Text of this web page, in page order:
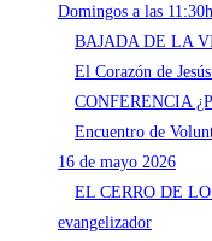
Domingos a las
BAJADA DE LA
El Corazón de
CONFERENCIA
Encuentro de
16 de mayo 2026
EL CERRO DE
evangelizador